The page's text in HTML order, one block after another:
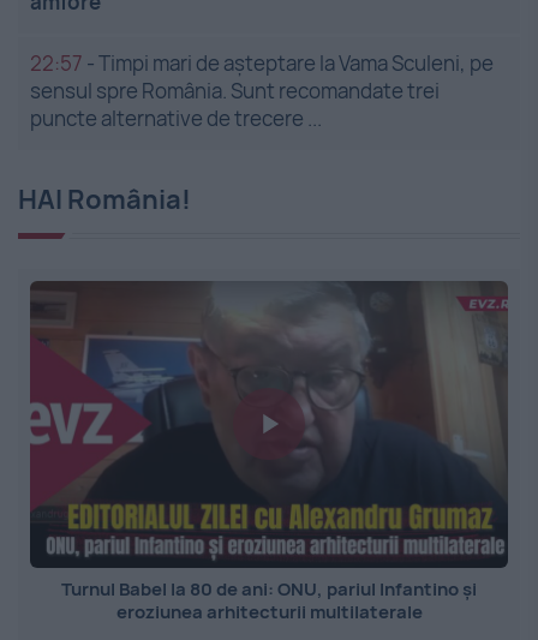
22:57 -Timpi mari de așteptare la Vama Sculeni, pe
sensul spre România. Sunt recomandate trei
puncte alternative de trecere ...
HAI România!
Turnul Babel la 80 de ani: ONU, pariul Infantino și
eroziunea arhitecturii multilaterale